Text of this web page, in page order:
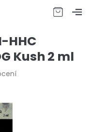
HHC
Kush 2 ml